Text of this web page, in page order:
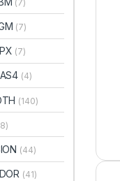
(7)
(7)
(7)
(4)
(140)
(44)
(41)